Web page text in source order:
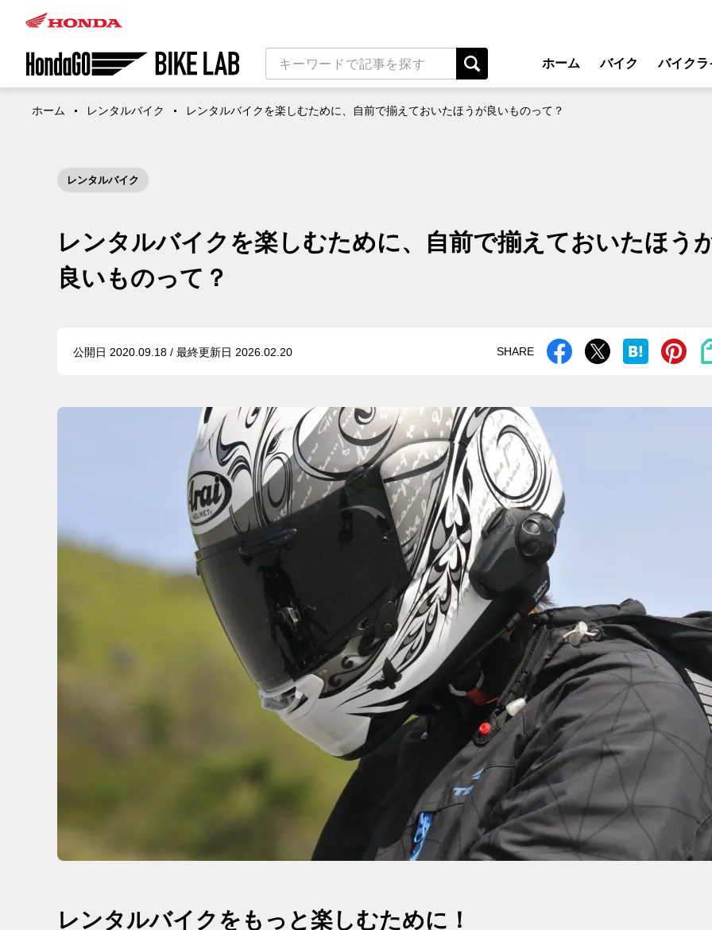
ホーム バイク
ビジネス
バイクラ
レンタル
ホーム レンタルバイク レンタルバイクを楽しむために、自前で揃えておいたほうが良いものって？
レンタルバイク
レンタルバイクを楽しむために、自前で揃えておいたほう
良いものって？
公開日 2020.09.18 / 最終更新日 2026.02.20 SHARE
レンタルバイクをもっと楽しむために！